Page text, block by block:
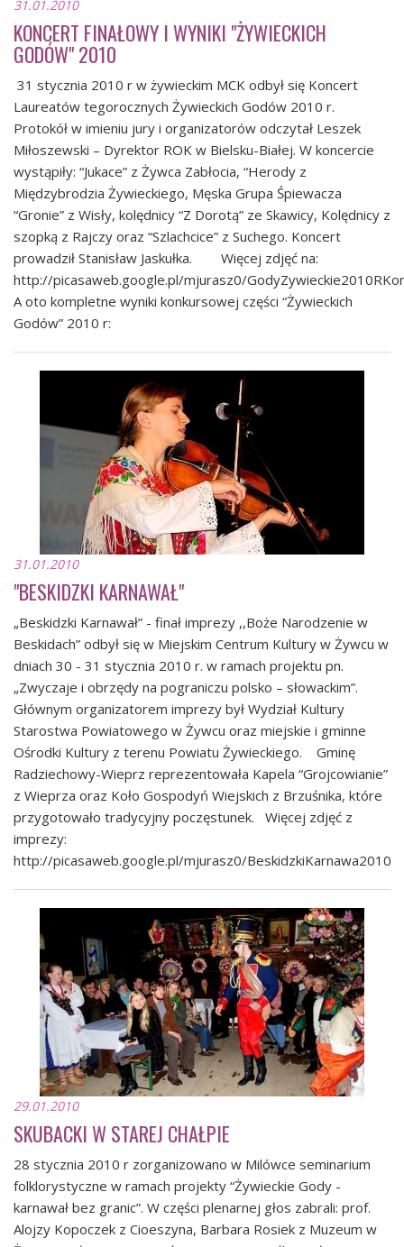
31.01.2010
KONCERT FINAŁOWY I WYNIKI "ŻYWIECKICH
GODÓW" 2010
31 stycznia 2010 r w żywieckim MCK odbył się Koncert
Laureatów tegorocznych Żywieckich Godów 2010 r.
Protokół w imieniu jury i organizatorów odczytał Leszek
Miłoszewski – Dyrektor ROK w Bielsku-Białej. W koncercie
wystąpiły: “Jukace” z Żywca Zabłocia, “Herody z
Międzybrodzia Żywieckiego, Męska Grupa Śpiewacza
“Gronie” z Wisły, kolędnicy “Z Dorotą” ze Skawicy, Kolędnicy z
szopką z Rajczy oraz “Szlachcice” z Suchego. Koncert
prowadził Stanisław Jaskułka. Więcej zdjęć na:
http://picasaweb.google.pl/mjurasz0/
A oto kompletne wyniki konkursowej części “Żywieckich
Godów” 2010 r:
31.01.2010
"BESKIDZKI KARNAWAŁ"
„Beskidzki Karnawał” - finał imprezy ,,Boże Narodzenie w
Beskidach” odbył się w Miejskim Centrum Kultury w Żywcu w
dniach 30 - 31 stycznia 2010 r. w ramach projektu pn.
„Zwyczaje i obrzędy na pograniczu polsko – słowackim”.
Głównym organizatorem imprezy był Wydział Kultury
Starostwa Powiatowego w Żywcu oraz miejskie i gminne
Ośrodki Kultury z terenu Powiatu Żywieckiego. Gminę
Radziechowy-Wieprz reprezentowała Kapela “Grojcowianie”
z Wieprza oraz Koło Gospodyń Wiejskich z Brzuśnika, które
przygotowało tradycyjny poczęstunek. Więcej zdjęć z
imprezy:
http://picasaweb.google.pl/mjurasz0/BeskidzkiKarnawa2010
29.01.2010
SKUBACKI W STAREJ CHAŁPIE
28 stycznia 2010 r zorganizowano w Milówce seminarium
folklorystyczne w ramach projekty “Żywieckie Gody -
karnawał bez granic”. W części plenarnej głos zabrali: prof.
Alojzy Kopoczek z Cioeszyna, Barbara Rosiek z Muzeum w